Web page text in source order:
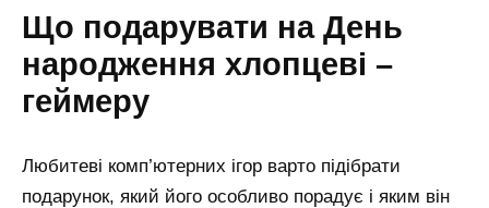
Що подарувати на День
народження хлопцеві –
геймеру
Любитеві комп’ютерних ігор варто підібрати
подарунок, який його особливо порадує і яким він